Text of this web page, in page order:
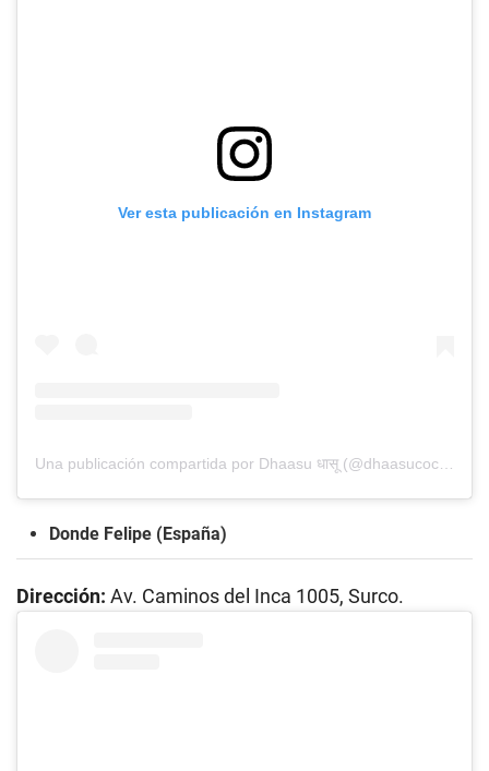
Ver esta publicación en Instagram
Donde Felipe (España)
Dirección: Av. Caminos del Inca 1005, Surco.